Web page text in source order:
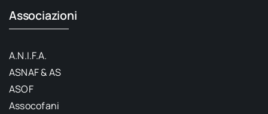
Associazioni
A.N.I.F.A.
ASNAF & AS
ASOF
Assocofani